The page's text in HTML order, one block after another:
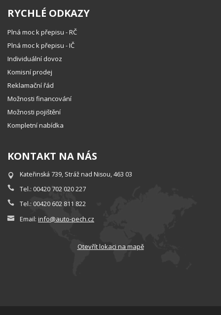
RYCHLÉ ODKAZY
Plná moc k přepisu - RČ
Plná moc k přepisu - IČ
Individuální dovoz
Komisní prodej
Reklamační řád
Možnosti financování
Možnosti pojištění
Kompletní nabídka
KONTAKT NA NÁS
Kateřinská 739, Stráž nad Nisou, 463 03
Tel.: 00420 702 020 227
Tel.: 00420 602 811 822
Email: info@auto-pech.cz
Otevřít lokaci na mapě